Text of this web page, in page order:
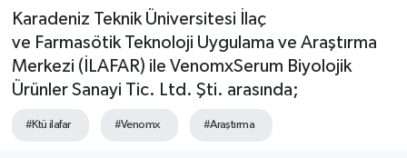
Karadeniz Teknik Üniversitesi İlaç
ve Farmasötik Teknoloji Uygulama ve Araştırma
Merkezi (İLAFAR) ile VenomxSerum Biyolojik
Ürünler Sanayi Tic. Ltd. Şti. arasında;
#Ktü ilafar #Venomx #Araştırma
Haber Arşivi